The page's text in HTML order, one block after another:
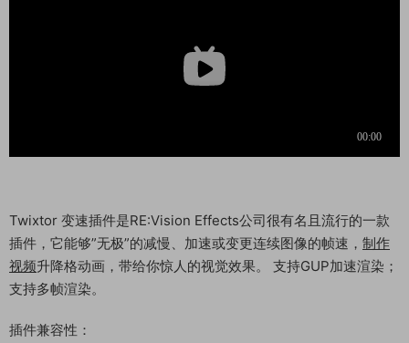
Twixtor 变速插件是RE:Vision Effects公司很有名且流行的一款
插件，它能够”无极”的减慢、加速或变更连续图像的帧速， 制作
视频升降格动画，带给你惊人的视觉效果。 支持GUP加速渲染；
支持多帧渲染。
插件兼容性：